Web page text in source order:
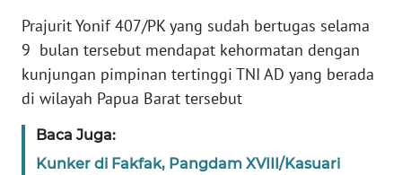
Prajurit Yonif 407/PK yang sudah bertugas selama
9 bulan tersebut mendapat kehormatan dengan
kunjungan pimpinan tertinggi TNI AD yang berada
di wilayah Papua Barat tersebut
Baca Juga:
Kunker di Fakfak, Pangdam XVIII/Kasuari
WN
SUMUT
JAKARTA